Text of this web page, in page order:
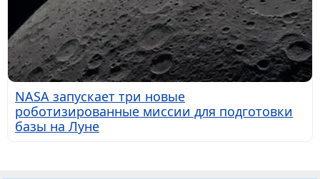
NASA запускает три новые
роботизированные миссии для подготовки
базы на Луне